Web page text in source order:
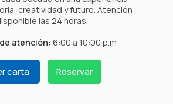
creatividad y futuro. Atención
las 24 horas.
atención: 6:00 a 10:00 p.m
carta Reservar